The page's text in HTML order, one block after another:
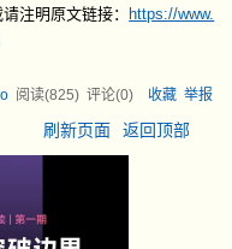
注明原文链接：
https://www.
阅读(825) 评论(0) 收藏 举报
刷新页面 返回顶部